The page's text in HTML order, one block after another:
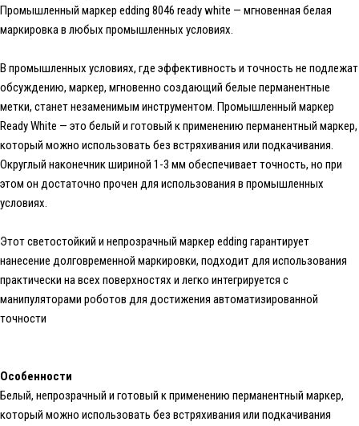
Промышленный маркер edding 8046 ready white — мгновенная белая
маркировка в любых промышленных условиях.
В промышленных условиях, где эффективность и точность не подлежат
обсуждению, маркер, мгновенно создающий белые перманентные
метки, станет незаменимым инструментом. Промышленный маркер
Ready White — это белый и готовый к применению перманентный маркер,
который можно использовать без встряхивания или подкачивания.
Округлый наконечник шириной 1-3 мм обеспечивает точность, но при
этом он достаточно прочен для использования в промышленных
условиях.
Этот светостойкий и непрозрачный маркер edding гарантирует
нанесение долговременной маркировки, подходит для использования
практически на всех поверхностях и легко интегрируется с
манипуляторами роботов для достижения автоматизированной
точности
Особенности
Белый, непрозрачный и готовый к применению перманентный маркер,
который можно использовать без встряхивания или подкачивания